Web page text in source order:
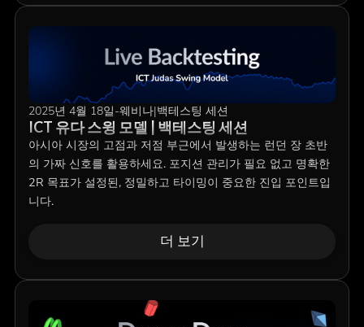
2025년 4월 18일-웨비나|백테스팅 세션
ICT 유다 스윙 모델 | 백테스팅 세션
아시아 시장의 고점과 저점 부근에서 발생하는 런던 장 초반
의 가짜 신호를 활용하세요. 포지션 관리가 필요 없고 명확한
2R 목표가 설정된, 정밀하고 타이밍이 중요한 진입 포인트입
니다.
더 보기